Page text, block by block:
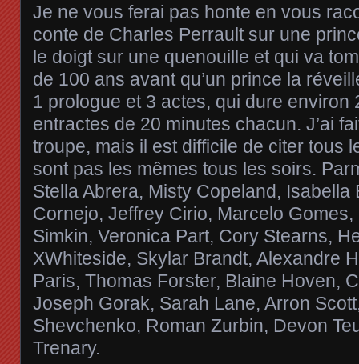
Je ne vous ferai pas honte en vous
conte de Charles Perrault sur une
le doigt sur une quenouille et qui va
de 100 ans avant qu’un prince la
1 prologue et 3 actes, qui dure environ
entractes de 20 minutes chacun. J’ai
troupe, mais il est difficile de citer tous
sont pas les mêmes tous les soirs.
Stella Abrera, Misty Copeland, Isabella
Cornejo, Jeffrey Cirio, Marcelo
Simkin, Veronica Part, Cory Stearns,
XWhiteside, Skylar Brandt, Alexandre
Paris, Thomas Forster, Blaine Hoven,
Joseph Gorak, Sarah Lane, Arron
Shevchenko, Roman Zurbin, Devon
Trenary.